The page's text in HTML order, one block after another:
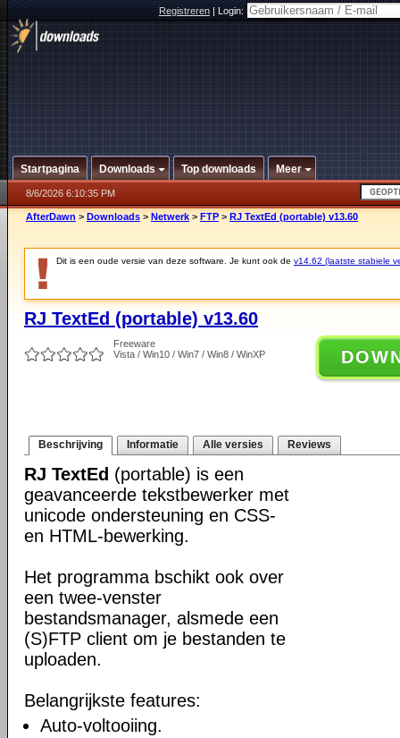
Registreren|Login:
Startpagina Downloads Top downloads Meer
8/6/2026 6:10:35 PM
AfterDawn > Downloads > Netwerk > FTP > RJ TextEd (portable) v13.60
Dit is een oude versie van deze software. Je kunt ook de v14.62 (laatste stabiele
RJ TextEd (portable) v13.60
Freeware
Vista / Win10 / Win7 / Win8 / WinXP
Beschrijving Informatie Alle versies Reviews
RJ TextEd (portable) is een
geavanceerde tekstbewerker met
unicode ondersteuning en CSS-
en HTML-bewerking.
Het programma bschikt ook over
een twee-venster
bestandsmanager, alsmede een
(S)FTP client om je bestanden te
uploaden.
Belangrijkste features:
Auto-voltooiing.